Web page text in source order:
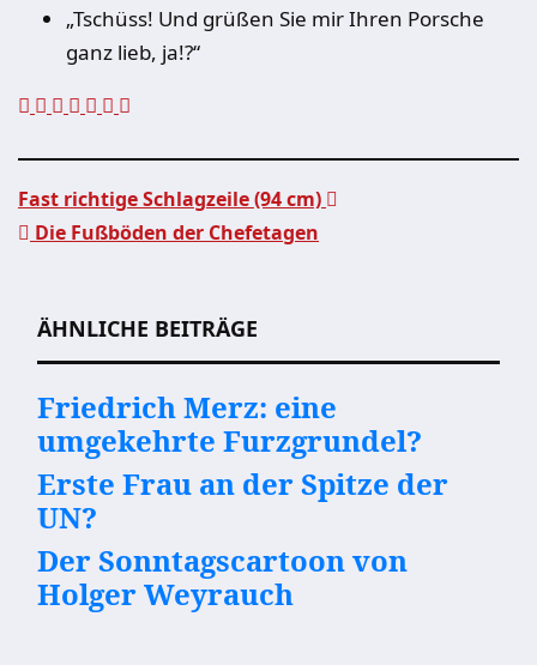
„Tschüss! Und grüßen Sie mir Ihren Porsche
ganz lieb, ja!?“
Fast richtige Schlagzeile (94 cm)
Die Fußböden der Chefetagen
ÄHNLICHE BEITRÄGE
Friedrich Merz: eine
umgekehrte Furzgrundel?
Erste Frau an der Spitze der
UN?
Der Sonntagscartoon von
Holger Weyrauch